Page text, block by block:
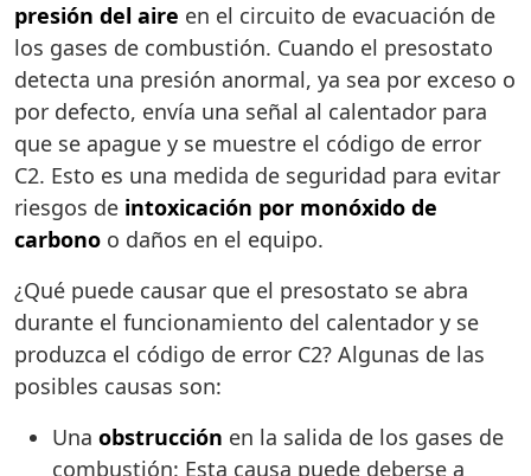
presión del aire en el circuito de evacuación de
los gases de combustión. Cuando el presostato
detecta una presión anormal, ya sea por exceso o
por defecto, envía una señal al calentador para
que se apague y se muestre el código de error
C2. Esto es una medida de seguridad para evitar
riesgos de intoxicación por monóxido de
carbono o daños en el equipo.
¿Qué puede causar que el presostato se abra
durante el funcionamiento del calentador y se
produzca el código de error C2? Algunas de las
posibles causas son:
Una obstrucción en la salida de los gases de
combustión: Esta causa puede deberse a